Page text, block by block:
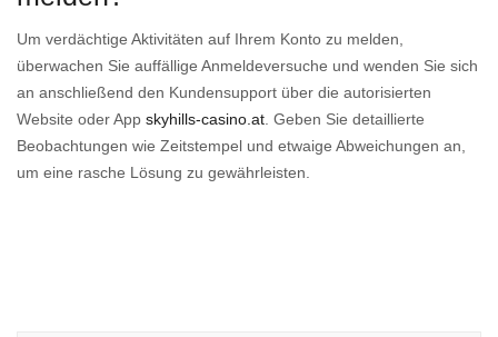
Um verdächtige Aktivitäten auf Ihrem Konto zu melden,
überwachen Sie auffällige Anmeldeversuche und wenden Sie sich
an anschließend den Kundensupport über die autorisierten
Website oder App skyhills-casino.at . Geben Sie detaillierte
Beobachtungen wie Zeitstempel und etwaige Abweichungen an,
um eine rasche Lösung zu gewährleisten.